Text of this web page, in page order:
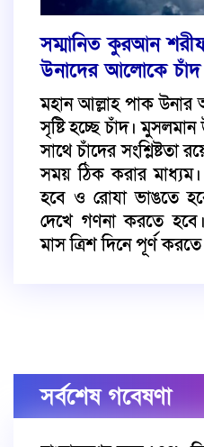
সম্মানিত কুরআন
উনাদের আলোকে চাঁদ
মহান আল্লাহ পাক
সৃষ্টি হচ্ছে চাঁদ।
সাথে চাঁদের সংশ্লিষ্টতা
সময় ঠিক করার
হবে ও রোযা ভাঙতে
দেখে গণনা করতে
মাস ত্রিশ দিনে পূর্ণ
সর্বশেষ গবেষণা